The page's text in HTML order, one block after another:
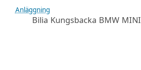
Anläggning
Bilia Kungsbacka BMW MINI